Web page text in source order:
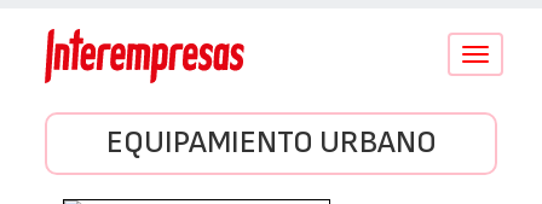
Conmutar
EQUIPAMIENTO URBANO